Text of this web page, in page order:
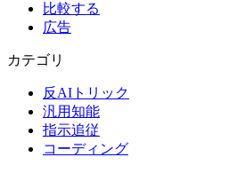
比較する
広告
カテゴリ
反AIトリック
汎用知能
指示追従
コーディング